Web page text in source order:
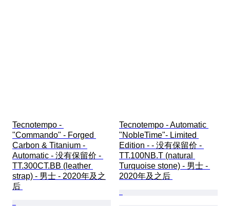
Tecnotempo -
"Commando" - Forged
Carbon & Titanium -
Automatic - 没有保留价 -
TT.300CT.BB (leather
strap) - 男士 - 2020年及之
后
Tecnotempo - Automatic
"NobleTime"- Limited
Edition - - 没有保留价 -
TT.100NB.T (natural
Turquoise stone) - 男士 -
2020年及之后